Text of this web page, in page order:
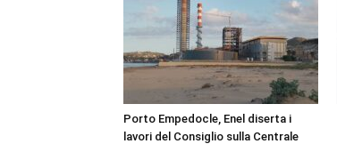
Porto Empedocle, Enel diserta i
lavori del Consiglio sulla Centrale